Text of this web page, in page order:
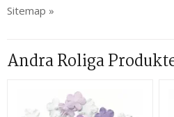
Sitemap »
Andra Roliga